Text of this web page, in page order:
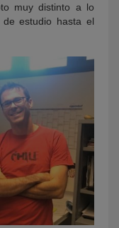
muy distinto a lo
estudio hasta el